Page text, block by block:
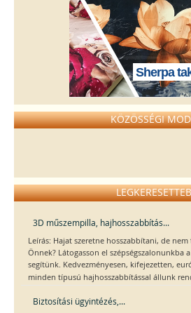
Sherpa
KÖZÖSSÉGI
3D műszempilla, hajhosszabbítás...
Leírás: Hajat szeretne hosszabbítani, de
Önnek? Látogasson el szépségszalonunkba
segítünk. Kedvezményesen, kifejezetten,
minden típusú hajhosszabbítással állunk
Biztosítási ügyintézés,...